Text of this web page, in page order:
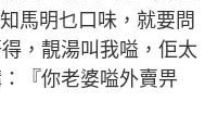
馬明乜口味，就要問
，靚湯叫我嗌，佢太
『你老婆嗌外賣畀